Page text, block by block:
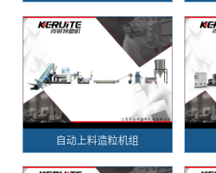
自动上料造粒机组